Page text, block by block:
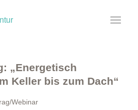
„Energetisch
Keller bis zum Dach“
Webinar